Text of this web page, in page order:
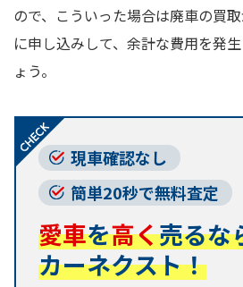
ので、こういった場合は廃車の買
に申し込みして、余計な費用を発
ょう。
現車確認なし
簡単20秒で無料査定
愛車を高く売るな
カーネクスト！